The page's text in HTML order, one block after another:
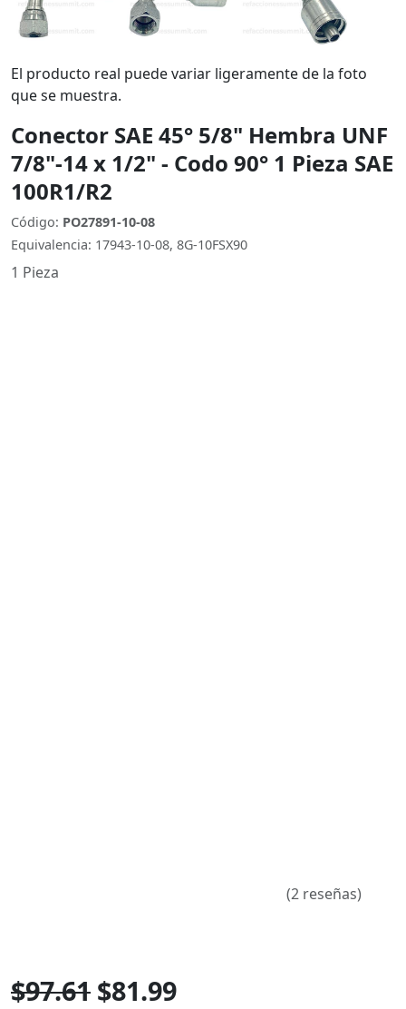
El producto real puede variar ligeramente de la foto
que se muestra.
Conector SAE 45° 5/8" Hembra UNF
7/8"-14 x 1/2" - Codo 90° 1 Pieza SAE
100R1/R2
Código: PO27891-10-08
Equivalencia: 17943-10-08, 8G-10FSX90
1 Pieza
(2 reseñas)
$97.61 $81.99